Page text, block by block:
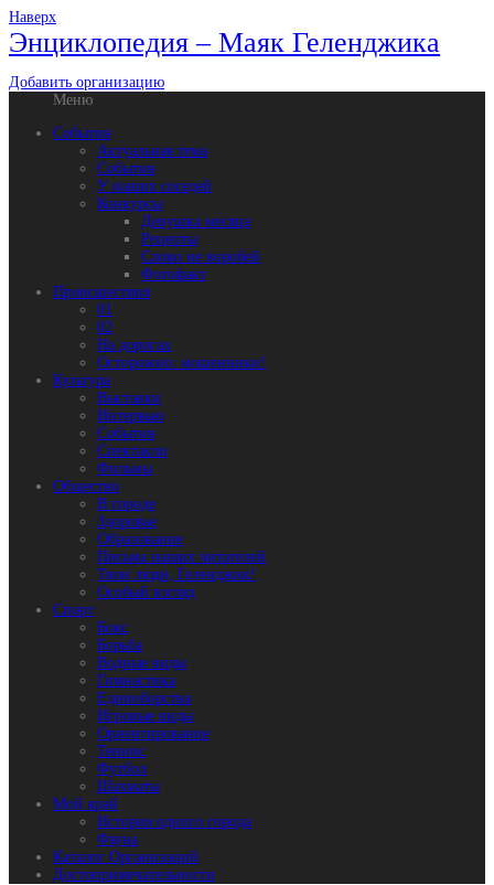
Наверх
Энциклопедия – Маяк Геленджика
Добавить организацию
Меню
События
Актуальная тема
События
У наших соседей
Конкурсы
Девушка месяца
Рецепты
Слово не воробей
Фотофакт
Происшествия
01
02
На дорогах
Осторожно: мошенники!
Культура
Выставки
Интервью
События
Спектакли
Фильмы
Общество
В городе
Здоровье
Образование
Письма наших читателей
Твои люди, Геленджик!
Особый взгляд
Спорт
Бокс
Борьба
Водные виды
Гимнастика
Единоборства
Игровые виды
Ориентирование
Теннис
Футбол
Шахматы
Мой край
История одного города
Фауна
Каталог Организаций
Достопримечательности